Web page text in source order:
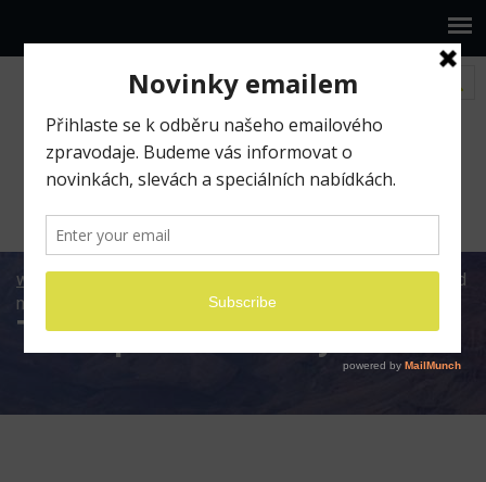
www.ilumio.cz
Trackpad
nebo myš?
Trackpad nebo myš?